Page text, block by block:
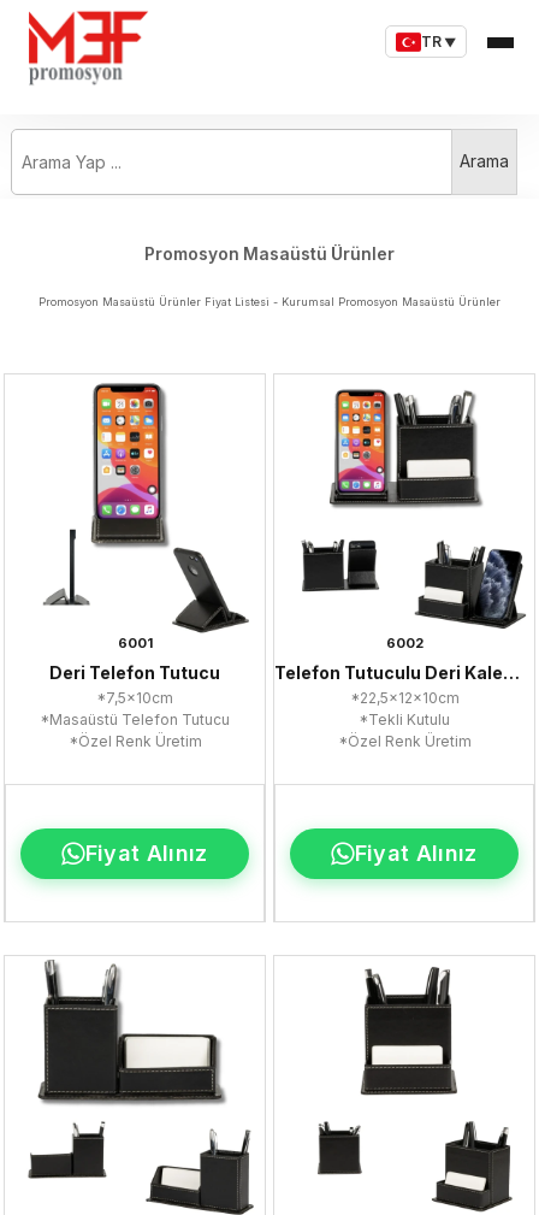
TR ▼
Arama Yap ...
Arama
Promosyon Masaüstü Ürünler
Promosyon Masaüstü Ürünler Fiyat Listesi - Kurumsal Promosyon Masaüstü Ürünler
6001
Deri Telefon Tutucu
*7,5x10cm
*Masaüstü Telefon Tutucu
*Özel Renk Üretim
Fiyat Alınız
6002
Telefon Tutuculu Deri Kalemlik
*22,5x12x10cm
*Tekli Kutulu
*Özel Renk Üretim
Fiyat Alınız